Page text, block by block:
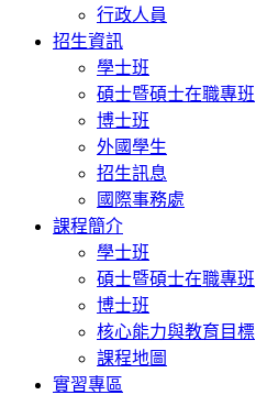
行政人員
招生資訊
學士班
碩士暨碩士在職專班
博士班
外國學生
招生訊息
國際事務處
課程簡介
學士班
碩士暨碩士在職專班
博士班
核心能力與教育目標
課程地圖
實習專區